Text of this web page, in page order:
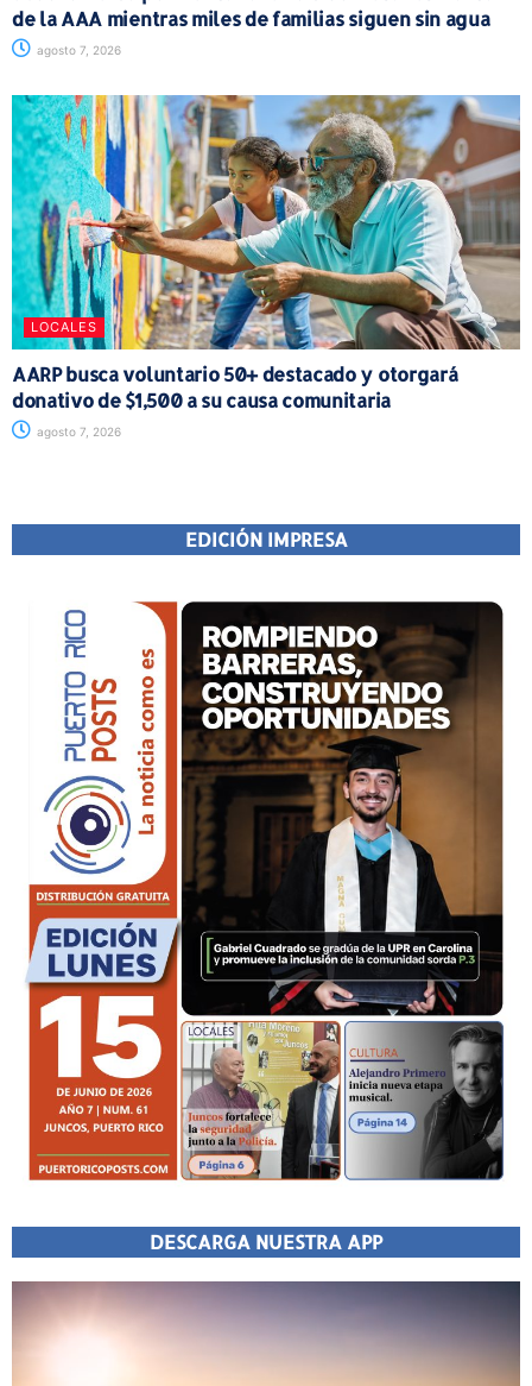
de la AAA mientras miles de familias siguen sin agua
agosto 7, 2026
LOCALES
AARP busca voluntario 50+ destacado y otorgará
donativo de $1,500 a su causa comunitaria
agosto 7, 2026
EDICIÓN IMPRESA
DESCARGA NUESTRA APP